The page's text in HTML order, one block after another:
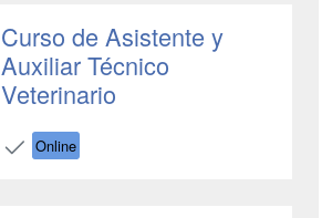
Curso de Asistente y
Auxiliar Técnico
Veterinario
Online